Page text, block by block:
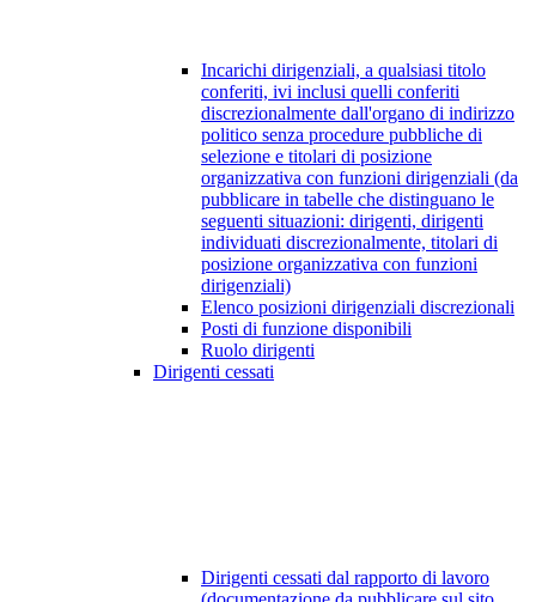
Incarichi dirigenziali, a qualsiasi titolo
conferiti, ivi inclusi quelli conferiti
discrezionalmente dall'organo di indirizzo
politico senza procedure pubbliche di
selezione e titolari di posizione
organizzativa con funzioni dirigenziali (da
pubblicare in tabelle che distinguano le
seguenti situazioni: dirigenti, dirigenti
individuati discrezionalmente, titolari di
posizione organizzativa con funzioni
dirigenziali)
Elenco posizioni dirigenziali discrezionali
Posti di funzione disponibili
Ruolo dirigenti
Dirigenti cessati
Dirigenti cessati dal rapporto di lavoro